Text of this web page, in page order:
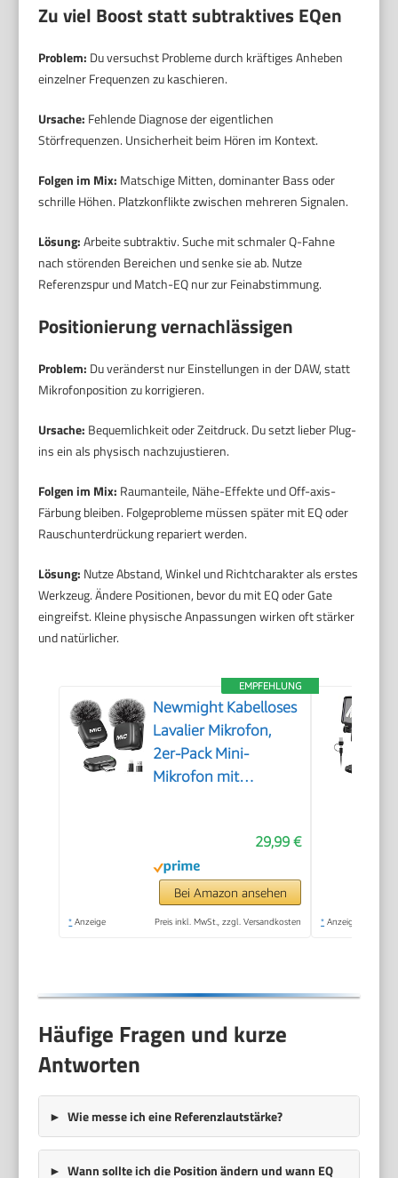
Zu viel Boost statt subtraktives EQen
Problem: Du versuchst Probleme durch kräftiges Anheben
einzelner Frequenzen zu kaschieren.
Ursache: Fehlende Diagnose der eigentlichen
Störfrequenzen. Unsicherheit beim Hören im Kontext.
Folgen im Mix: Matschige Mitten, dominanter Bass oder
schrille Höhen. Platzkonflikte zwischen mehreren Signalen.
Lösung:Arbeite subtraktiv. Suche mit schmaler Q-Fahne
nach störenden Bereichen und senke sie ab. Nutze
Referenzspur und Match-EQ nur zur Feinabstimmung.
Positionierung vernachlässigen
Problem: Du veränderst nur Einstellungen in der DAW, statt
Mikrofonposition zu korrigieren.
Ursache: Bequemlichkeit oder Zeitdruck. Du setzt lieber Plug-
ins ein als physisch nachzujustieren.
Folgen im Mix: Raumanteile, Nähe-Effekte und Off-axis-
Färbung bleiben. Folgeprobleme müssen später mit EQ oder
Rauschunterdrückung repariert werden.
Lösung: Nutze Abstand, Winkel und Richtcharakter als erstes
Werkzeug. Ändere Positionen, bevor du mit EQ oder Gate
eingreifst. Kleine physische Anpassungen wirken oft stärker
und natürlicher.
EMPFEHLUNG
Newmight Kabelloses
Lavalier Mikrofon,
2er-Pack Mini-
Mikrofon mit
Stummschaltung und
Reverb für Vlogging,
Videoaufnahmen,
TikTok, YouTube
29,99 €
Bei Amazon ansehen
* Anzeige Preis inkl. MwSt., zzgl. Versandkosten * Anzeige
Häufige Fragen und kurze
Antworten
Wie messe ich eine Referenzlautstärke?
Wann sollte ich die Position ändern und wann EQ